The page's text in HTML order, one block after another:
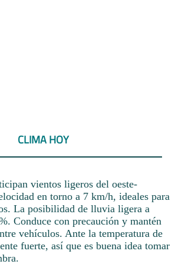
CLIMA HOY
vientos ligeros del oeste-
en torno a 7 km/h, ideales para
La posibilidad de lluvia ligera a
Conduce con precaución y mantén
vehículos. Ante la temperatura de
fuerte, así que es buena idea tomar